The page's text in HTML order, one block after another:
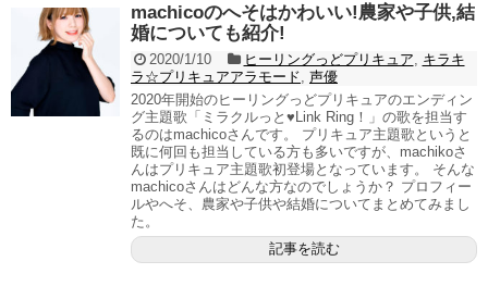
machicoのへそはかわいい!農家や子供,結
婚についても紹介!
2020/1/10 ヒーリングっどプリキュア
キラキ
ラ☆プリキュアアラモード 声優
2020年開始のヒーリングっどプリキュアのエンディン
グ主題歌「ミラクルっと♥Link Ring！」の歌を担当す
るのはmachicoさんです。 プリキュア主題歌というと
既に何回も担当している方も多いですが、machikoさ
んはプリキュア主題歌初登場となっています。 そんな
machicoさんはどんな方なのでしょうか？ プロフィー
ルやへそ、農家や子供や結婚についてまとめてみまし
た。
記事を読む